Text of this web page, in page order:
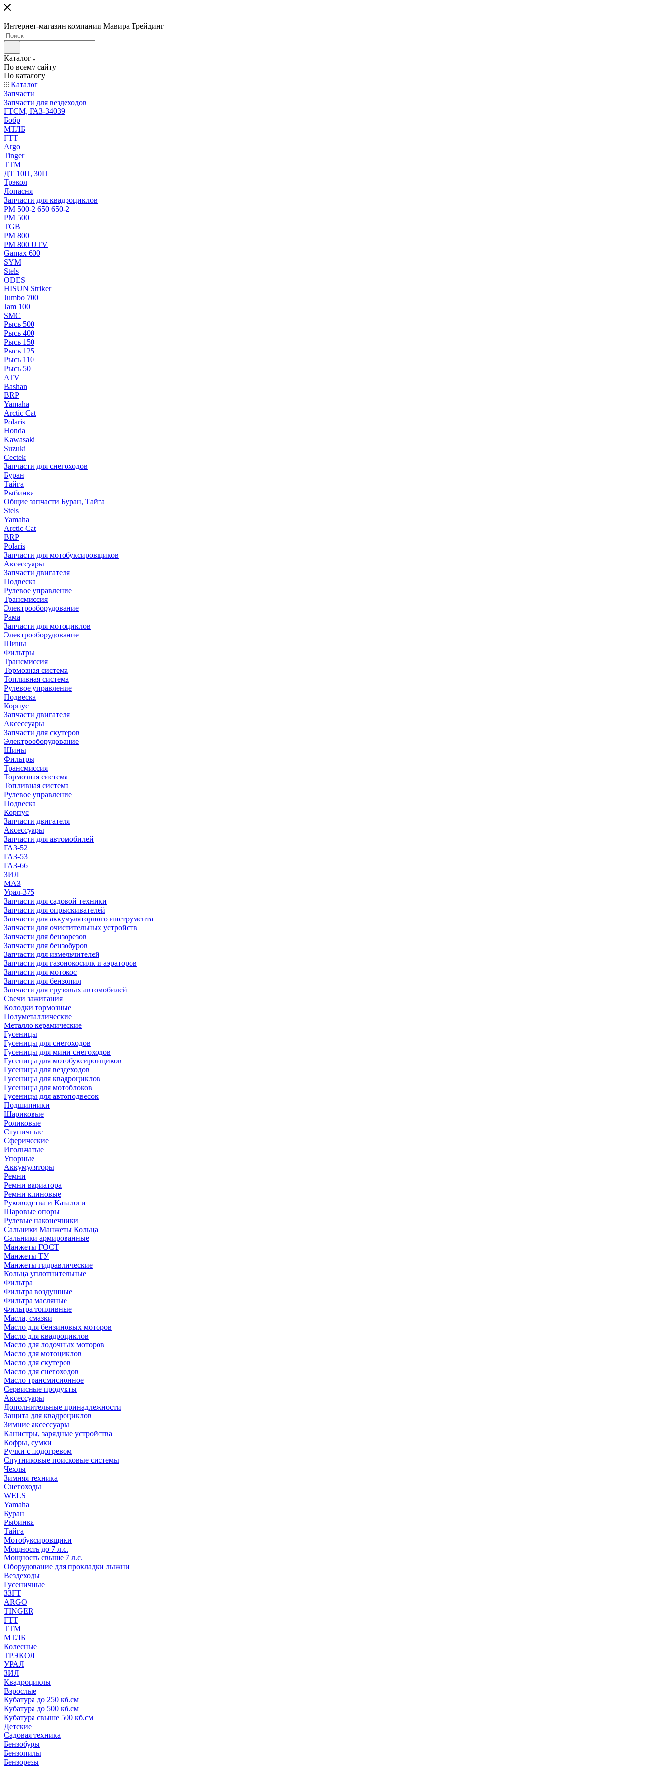
Интернет-магазин компании Мавира Трейдинг
Каталог
По всему сайту
По каталогу
Каталог
Запчасти
Запчасти для вездеходов
ГТСМ, ГАЗ-34039
Бобр
МТЛБ
ГТТ
Argo
Tinger
ТТМ
ДТ 10П, 30П
Трэкол
Лопасня
Запчасти для квадроциклов
РМ 500-2 650 650-2
РМ 500
TGB
РМ 800
РМ 800 UTV
Gamax 600
SYM
Stels
ОDЕS
HISUN Striker
Jumbo 700
Jam 100
SMC
Рысь 500
Рысь 400
Рысь 150
Рысь 125
Рысь 110
Рысь 50
ATV
Bashan
BRP
Yamaha
Arctic Cat
Polaris
Honda
Kawasaki
Suzuki
Cectek
Запчасти для снегоходов
Буран
Тайга
Рыбинка
Общие запчасти Буран, Тайга
Stels
Yamaha
Arctic Cat
BRP
Polaris
Запчасти для мотобуксировщиков
Аксессуары
Запчасти двигателя
Подвеска
Рулевое управление
Трансмиссия
Электрооборудование
Рама
Запчасти для мотоциклов
Электрооборудование
Шины
Фильтры
Трансмиссия
Тормозная система
Топливная система
Рулевое управление
Подвеска
Корпус
Запчасти двигателя
Аксессуары
Запчасти для скутеров
Электрооборудование
Шины
Фильтры
Трансмиссия
Тормозная система
Топливная система
Рулевое управление
Подвеска
Корпус
Запчасти двигателя
Аксессуары
Запчасти для автомобилей
ГАЗ-52
ГАЗ-53
ГАЗ-66
ЗИЛ
МАЗ
Урал-375
Запчасти для садовой техники
Запчасти для опрыскивателей
Запчасти для аккумуляторного инструмента
Запчасти для очистительных устройств
Запчасти для бензорезов
Запчасти для бензобуров
Запчасти для измельчителей
Запчасти для газонокосилк и аэраторов
Запчасти для мотокос
Запчасти для бензопил
Запчасти для грузовых автомобилей
Свечи зажигания
Колодки тормозные
Полуметаллические
Металло керамические
Гусеницы
Гусеницы для снегоходов
Гусеницы для мини снегоходов
Гусеницы для мотобуксировщиков
Гусеницы для вездеходов
Гусеницы для квадроциклов
Гусеницы для мотоблоков
Гусеницы для автоподвесок
Подшипники
Шариковые
Роликовые
Ступичные
Сферические
Игольчатые
Упорные
Аккумуляторы
Ремни
Ремни вариатора
Ремни клиновые
Руководства и Каталоги
Шаровые опоры
Рулевые наконечники
Сальники Манжеты Кольца
Сальники армированные
Манжеты ГОСТ
Манжеты ТУ
Манжеты гидравлические
Кольца уплотнительные
Фильтра
Фильтра воздушные
Фильтра масляные
Фильтра топливные
Масла, смазки
Масло для бензиновых моторов
Масло для квадроциклов
Масло для лодочных моторов
Масло для мотоциклов
Масло для скутеров
Масло для снегоходов
Масло трансмисионное
Сервисные продукты
Аксессуары
Дополнительные принадлежности
Защита для квадроциклов
Зимние аксессуары
Канистры, зарядные устройства
Кофры, сумки
Ручки с подогревом
Спутниковые поисковые системы
Чехлы
Зимняя техника
Снегоходы
WELS
Yamaha
Буран
Рыбинка
Тайга
Мотобуксировщики
Мощность до 7 л.с.
Мощность свыше 7 л.с.
Оборудование для прокладки лыжни
Вездеходы
Гусеничные
ЗЗГТ
ARGO
TINGER
ГТТ
ТТМ
МТЛБ
Колесные
ТРЭКОЛ
УРАЛ
ЗИЛ
Квадроциклы
Взрослые
Кубатура до 250 кб.см
Кубатура до 500 кб.см
Кубатура свыше 500 кб.см
Детские
Садовая техника
Бензобуры
Бензопилы
Бензорезы